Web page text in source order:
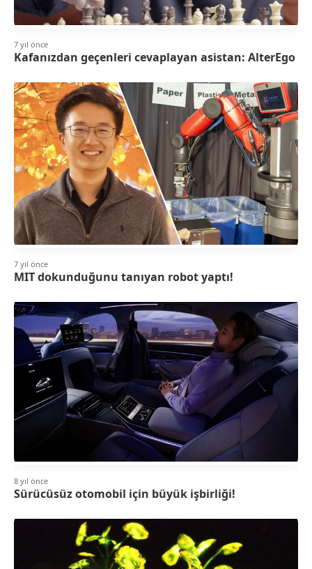
7 yıl önce
Kafanızdan geçenleri cevaplayan asistan: AlterEgo
7 yıl önce
MIT dokunduğunu tanıyan robot yaptı!
8 yıl önce
Sürücüsüz otomobil için büyük işbirliği!